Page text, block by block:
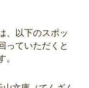
、以下のスポッ
っていただくと
。